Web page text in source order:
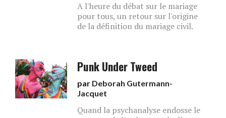
A l'heure du débat sur le mariage
pour tous, un retour sur l'origine
de la définition du mariage civil.
Punk Under Tweed
par Deborah Gutermann-
Jacquet
Quand la psychanalyse endosse le